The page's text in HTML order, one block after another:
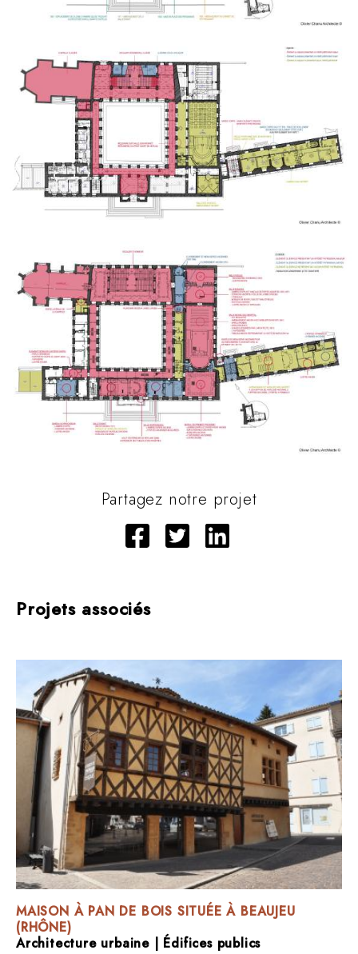
Partagez notre projet
Projets associés
MAISON À PAN DE BOIS SITUÉE À BEAUJEU
(RHÔNE)
Architecture urbaine | Édifices publics